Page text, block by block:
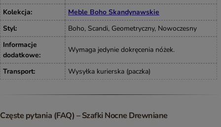
Kolekcja:
Meble Boho Skandynawskie
Styl:
Boho, Scandi, Geometryczny, Nowoczesny
Informacje
dodatkowe:
Wymaga jedynie dokręcenia nóżek.
Transport: Wysyłka kurierska (paczka)
Częste pytania (FAQ) – Szafki Nocne Drewniane